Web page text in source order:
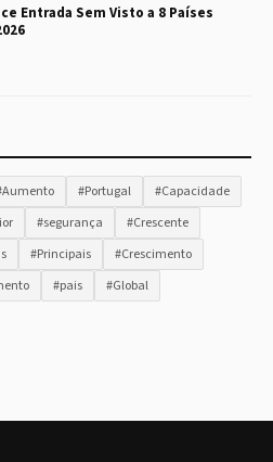
Entrada Sem Visto a 8 Países
#Portugal
#Capacidade
#segurança
#Crescente
#Principais
#Crescimento
#pais #Global